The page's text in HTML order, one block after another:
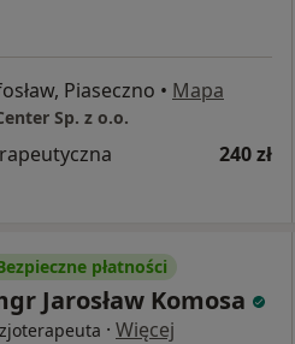
Piaseczno • Mapa
Sp. z o.o.
240 zł
płatności
Jarosław Komosa
· Więcej